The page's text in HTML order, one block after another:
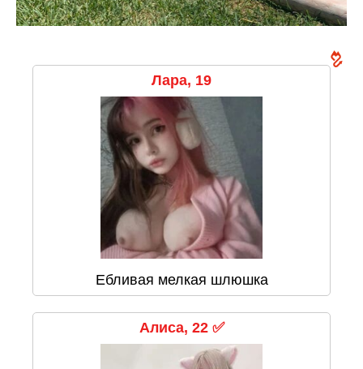
Лара, 19
Ебливая мелкая шлюшка
Алиса, 22 ✅